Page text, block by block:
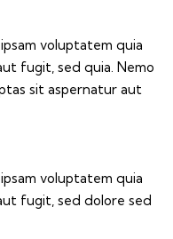
voluptatem quia
fugit, sed quia. Nemo
sit aspernatur aut
voluptatem quia
fugit, sed dolore sed